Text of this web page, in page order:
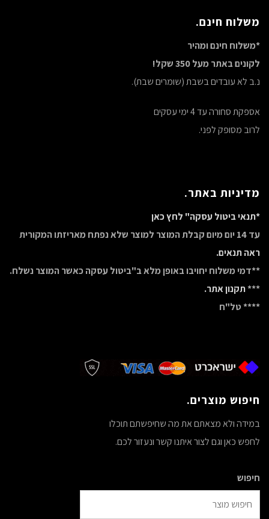
משלוח חינם.
*משלוח חינם ומהיר
לקונים באתר מעל 350 שקל!
נ.ב לא עובדים בשבת (שומרים שבת).
אספקת סחורה עד 4 ימי עסקים
לרוב מסופק לפני.
מדיניות באתר.
*תנאי ביטול עסקה" לחץ כאן
עד 14 יום מיום קבלת המוצר למוצר שלא נפתח מאריזתו המקורית
ראה תנאים.
**דמי משלוח יחויבו באופן מלא ב"ביטול עסקה כאשר המוצר נשלח.
***תקנון אתר.
**** טל"ח
חיפוש מוצרים.
במידה ולא מצאתם את מה שחיפשתם תוכלו
לחפש כאן וגם לצור איתנו קשר ונעזור לכם.
חיפוש